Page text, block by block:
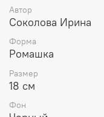
Автор
Соколова Ирина
Форма
Ромашка
Размер
18 см
Фон